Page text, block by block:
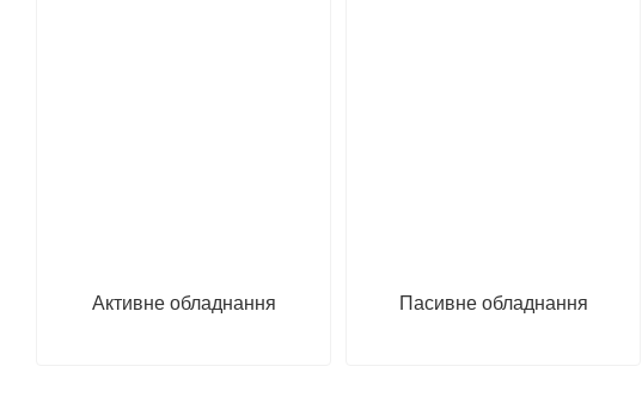
Активне обладнання Пасивне обладнання